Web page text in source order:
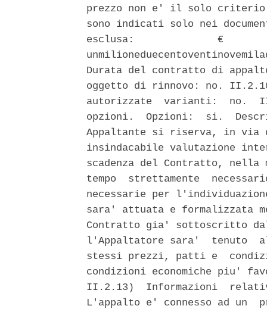
prezzo non e' il solo
sono indicati solo nei
esclusa:              €
Durata del contratto di
oggetto di rinnovo: no.
autorizzate  varianti:  no.
opzioni.  Opzioni:  si.
Appaltante si riserva, in via
insindacabile valutazione
scadenza del Contratto,
tempo  strettamente
necessarie per
sara' attuata e formalizzata
Contratto gia' sottoscritto
l'Appaltatore sara'  tenuto
stessi prezzi, patti e
condizioni economiche piu'
II.2.13)  Informazioni
L'appalto e' connesso ad un